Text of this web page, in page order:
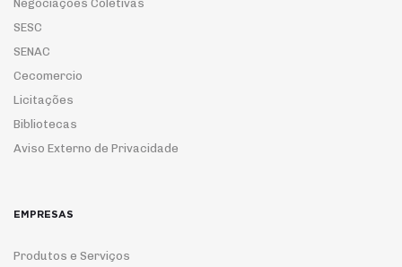
Negociações Coletivas
SESC
SENAC
Cecomercio
Licitações
Bibliotecas
Aviso Externo de Privacidade
EMPRESAS
Produtos e Serviços